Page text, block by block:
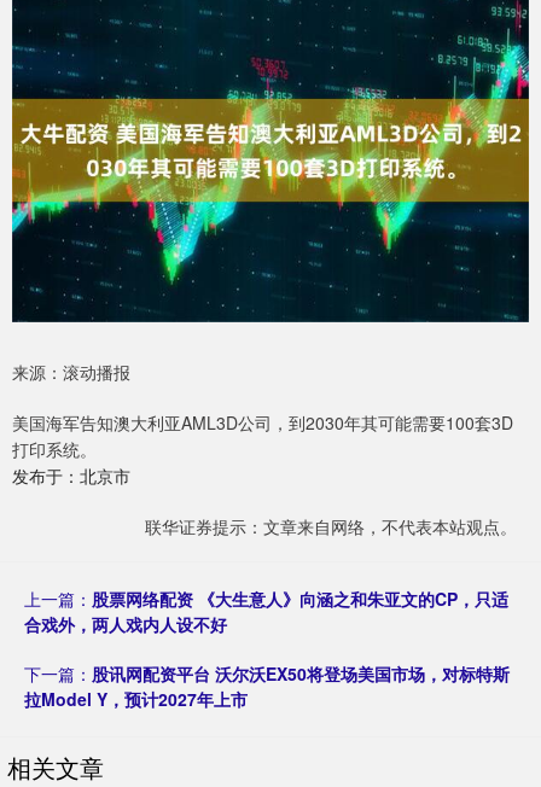
来源：滚动播报
美国海军告知澳大利亚AML3D公司，到2030年其可能需要100套3D
打印系统。
发布于：北京市
联华证券提示：文章来自网络，不代表本站观点。
上一篇： 股票网络配资 《大生意人》向涵之和朱亚文的CP，只适
合戏外，两人戏内人设不好
下一篇： 股讯网配资平台 沃尔沃EX50将登场美国市场，对标特斯
拉Model Y，预计2027年上市
相关文章